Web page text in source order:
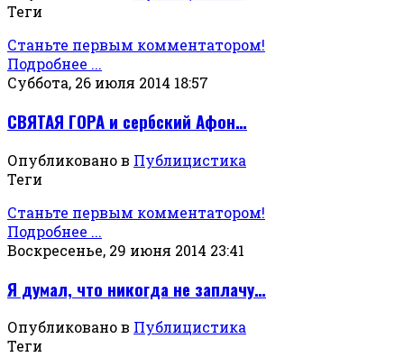
Теги
Станьте первым комментатором!
Подробнее ...
Суббота, 26 июля 2014 18:57
СВЯТАЯ ГОРА и сербский Афон…
Опубликовано в Публицистика
Теги
Станьте первым комментатором!
Подробнее ...
Воскресенье, 29 июня 2014 23:41
Я думал, что никогда не заплачу…
Опубликовано в Публицистика
Теги